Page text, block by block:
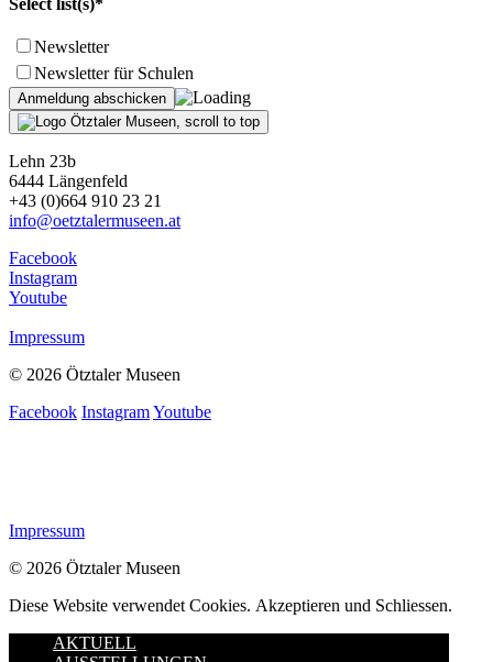
Select list(s)*
Newsletter
Newsletter für Schulen
Lehn 23b
6444 Längenfeld
+43 (0)664 910 23 21
info@oetztalermuseen.at
Facebook
Instagram
Youtube
Impressum
© 2026 Ötztaler Museen
Facebook InstagramYoutube
Impressum
© 2026 Ötztaler Museen
Diese Website verwendet Cookies. Akzeptieren und Schliessen.
AKTUELL